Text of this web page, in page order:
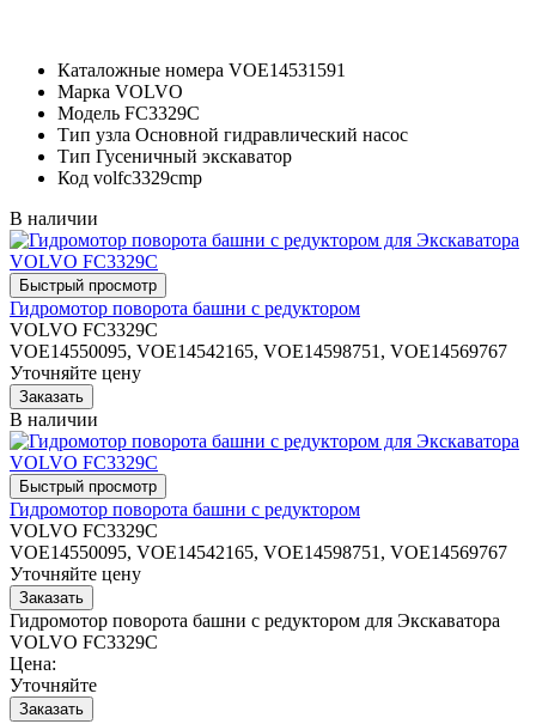
Каталожные номера VOE14531591
Марка VOLVO
Модель FC3329C
Тип узла Основной гидравлический насос
Тип Гусеничный экскаватор
Код volfc3329cmp
В наличии
Гидромотор поворота башни с редуктором
VOLVO FC3329C
VOE14550095, VOE14542165, VOE14598751, VOE14569767
Уточняйте цену
В наличии
Гидромотор поворота башни с редуктором
VOLVO FC3329C
VOE14550095, VOE14542165, VOE14598751, VOE14569767
Уточняйте цену
Гидромотор поворота башни с редуктором для Экскаватора
VOLVO FC3329C
Цена:
Уточняйте